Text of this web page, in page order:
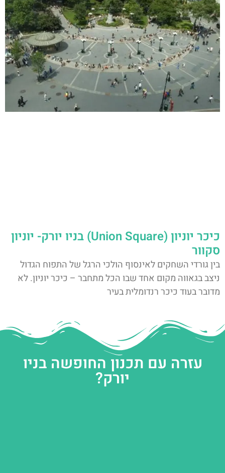
כיכר יוניון (Union Square) בניו יורק- יוניון
סקוור
בין גורדי השחקים לאינסוף הולכי הרגל של התפוח הגדול
ניצב בגאווה מקום אחד שבו הכל מתחבר – כיכר יוניון. לא
מדובר בעוד כיכר רנדומלית בעיר
עזרה עם תכנון החופשה בניו
יורק?